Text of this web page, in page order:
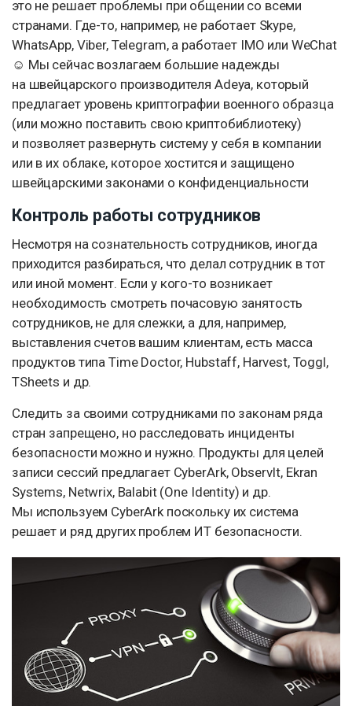
это не решает проблемы при общении со всеми
странами. Где-то, например, не работает Skype,
WhatsApp, Viber, Telegram, а работает IMO или WeChat
☺ Мы сейчас возлагаем большие надежды
на швейцарского производителя Adeya, который
предлагает уровень криптографии военного образца
(или можно поставить свою криптобиблиотеку)
и позволяет развернуть систему у себя в компании
или в их облаке, которое хостится и защищено
швейцарскими законами о конфиденциальности
Контроль работы сотрудников
Несмотря на сознательность сотрудников, иногда
приходится разбираться, что делал сотрудник в тот
или иной момент. Если у кого-то возникает
необходимость смотреть почасовую занятость
сотрудников, не для слежки, а для, например,
выставления счетов вашим клиентам, есть масса
продуктов типа Time Doctor, Hubstaff, Harvest, Toggl,
TSheets и др.
Следить за своими сотрудниками по законам ряда
стран запрещено, но расследовать инциденты
безопасности можно и нужно. Продукты для целей
записи сессий предлагает CyberArk, ObservIt, Ekran
Systems, Netwrix, Balabit (One Identitу) и др.
Мы используем CyberArk поскольку их система
решает и ряд других проблем ИТ безопасности.